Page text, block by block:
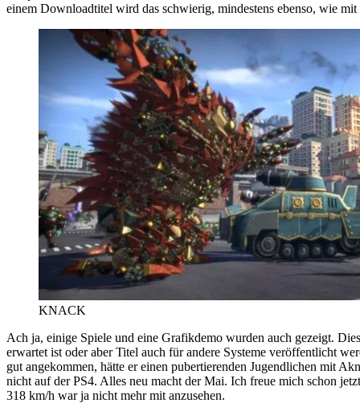
einem Downloadtitel wird das schwierig, mindestens ebenso, wie
KNACK
Ach ja, einige Spiele und eine Grafikdemo wurden auch gezeigt.
erwartet ist oder aber Titel auch für andere Systeme veröffentlicht
gut angekommen, hätte er einen pubertierenden Jugendlichen mit
nicht auf der PS4. Alles neu macht der Mai. Ich freue mich schon
318 km/h war ja nicht mehr mit anzusehen.